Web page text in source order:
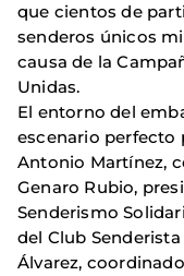
que cientos de
senderos únicos
causa de la
Unidas.
El entorno del
escenario perfecto
Antonio Martínez,
Genaro Rubio,
Senderismo
del Club
Álvarez,